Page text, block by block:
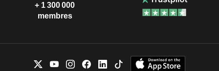
+ 1 300 000
membres